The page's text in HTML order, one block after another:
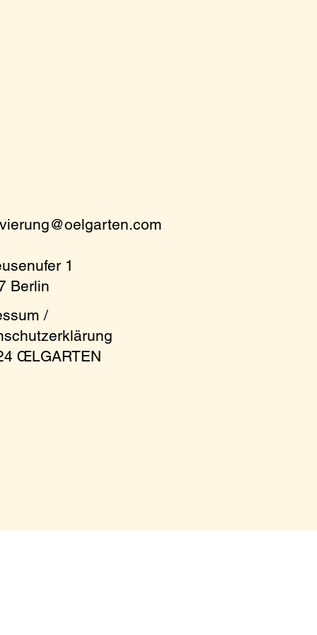
1
Berlin
/
ŒLGARTEN